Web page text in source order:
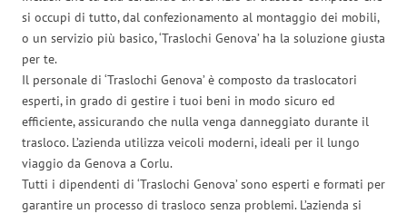
si occupi di tutto, dal confezionamento al montaggio dei mobili,
o un servizio più basico, ‘Traslochi Genova’ ha la soluzione giusta
per te.
Il personale di ‘Traslochi Genova’ è composto da traslocatori
esperti, in grado di gestire i tuoi beni in modo sicuro ed
efficiente, assicurando che nulla venga danneggiato durante il
trasloco. L’azienda utilizza veicoli moderni, ideali per il lungo
viaggio da Genova a Corlu.
Tutti i dipendenti di ‘Traslochi Genova’ sono esperti e formati per
garantire un processo di trasloco senza problemi. L’azienda si